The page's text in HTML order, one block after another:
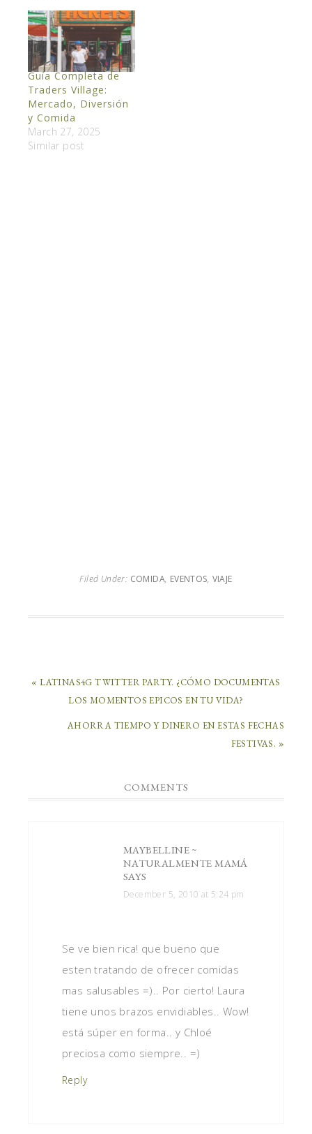
Guía Completa de
Traders Village:
Mercado, Diversión
y Comida
March 27, 2025
Similar post
Filed Under: COMIDA, EVENTOS, VIAJE
« LATINAS4G TWITTER PARTY. ¿CÓMO DOCUMENTAS
LOS MOMENTOS EPICOS EN TU VIDA?
AHORRA TIEMPO Y DINERO EN ESTAS FECHAS
FESTIVAS. »
COMMENTS
MAYBELLINE ~
NATURALMENTE MAMÁ
SAYS
December 5, 2010 at 5:24 pm
Se ve bien rica! que bueno que
esten tratando de ofrecer comidas
mas salusables =).. Por cierto! Laura
tiene unos brazos envidiables.. Wow!
está súper en forma.. y Chloé
preciosa como siempre.. =)
Reply